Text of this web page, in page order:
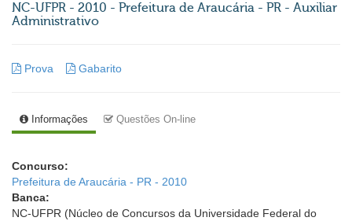
NC-UFPR - 2010 - Prefeitura de Araucária - PR - Auxiliar
Administrativo
Prova Gabarito
Informações Questões On-line
Concurso:
Prefeitura de Araucária - PR - 2010
Banca:
NC-UFPR (Núcleo de Concursos da Universidade Federal do